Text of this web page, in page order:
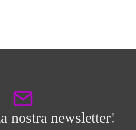
nostra newsletter!